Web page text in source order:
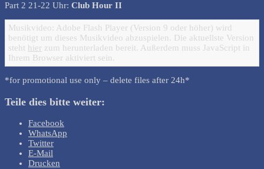
Part 2 21-22 Uhr: Club Hour II
Musikvideo: Adobe Flash Player (Version 9 oder höher) wird
benötigt um dieses Musikvideo abzuspielen. Die aktuellste Version
steht hier zum herunterladen bereit. Außerdem muss JavaScript in
Ihrem Browser aktiviert sein.
*for promotional use only – delete files after 24h*
Teile dies bitte weiter:
Facebook
WhatsApp
Twitter
E-Mail
Drucken